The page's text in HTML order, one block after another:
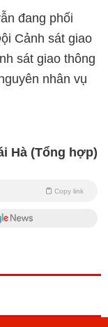
đang phối
Cảnh sát giao
sát giao thông
nhân vụ
Hà (Tổng hợp)
Copy link